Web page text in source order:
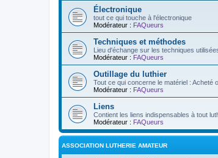
Électronique
tout ce qui touche à l'électronique
Modérateur : FAQueurs
Techniques et méthodes
Lieu d'échange sur les techniques
Modérateur : FAQueurs
Outillage du luthier
Tout ce qui concerne le matériel : Acheté
Modérateur : FAQueurs
Liens
Contient les liens indispensables à tout
Modérateur : FAQueurs
ASSOCIATION LUTHERIE AMATEUR